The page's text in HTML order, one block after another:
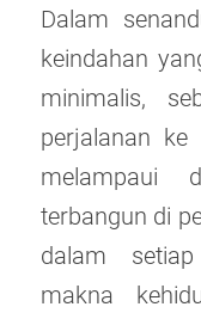
Dalam
keindahan
minimalis,
perjalanan
melampaui
terbangun di
dalam
makna